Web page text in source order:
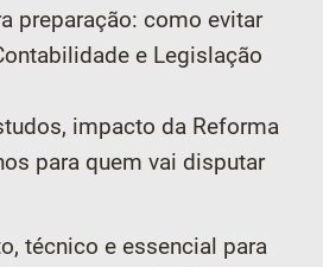
preparação: como evitar
e Legislação
impacto da Reforma
para quem vai disputar
técnico e essencial para